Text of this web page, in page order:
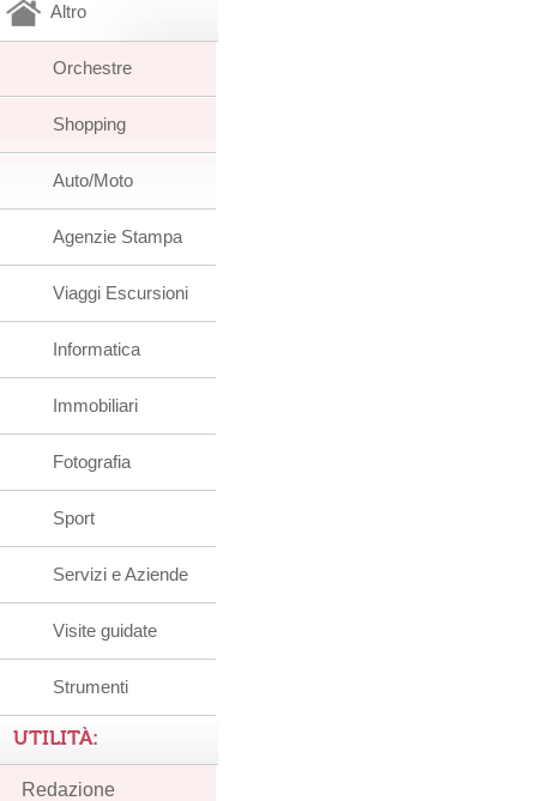
Altro
Orchestre
Shopping
Auto/Moto
Agenzie Stampa
Viaggi Escursioni
Informatica
Immobiliari
Fotografia
Sport
Servizi e Aziende
Visite guidate
Strumenti
UTILITÀ:
Redazione